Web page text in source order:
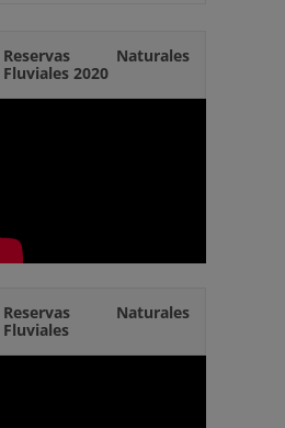
Reservas Naturales
Fluviales 2020
Reservas Naturales
Fluviales